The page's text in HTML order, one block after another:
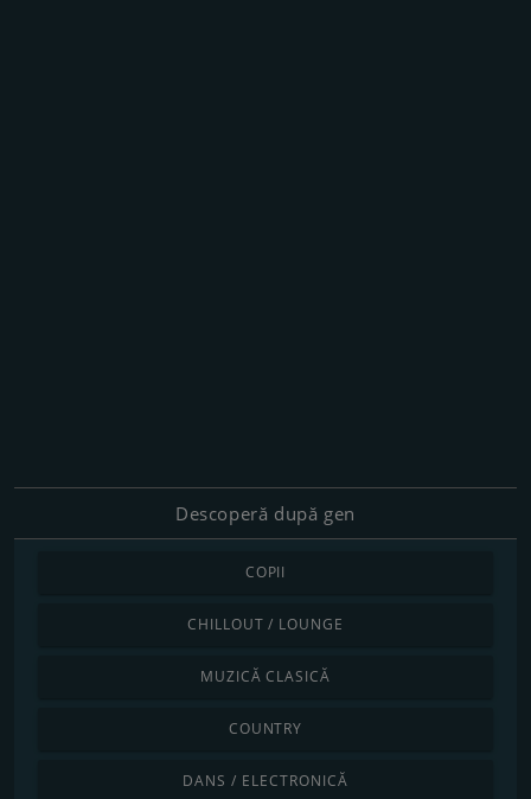
Descoperă după gen
COPII
CHILLOUT / LOUNGE
MUZICĂ CLASICĂ
COUNTRY
DANS / ELECTRONICĂ